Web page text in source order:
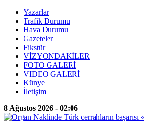
Yazarlar
Trafik Durumu
Hava Durumu
Gazeteler
Fikstür
VİZYONDAKİLER
FOTO GALERİ
VIDEO GALERİ
Künye
İletişim
8 Ağustos 2026 - 02:06